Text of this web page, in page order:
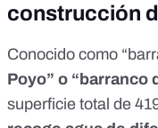
construcción
Conocido como
Poyo” o “barranco
superficie total de